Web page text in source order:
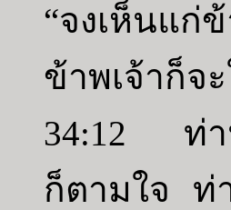
“จงเห็นแ
ข้าพเจ้าก็จ
34:12 ท่าน
ก็ตามใจ ท่